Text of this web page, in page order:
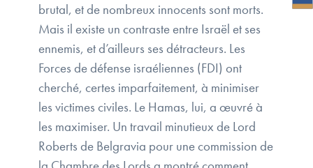
brutal, et de nombreux innocents sont morts.
Mais il existe un contraste entre Israël et ses
ennemis, et d’ailleurs ses détracteurs. Les
Forces de défense israéliennes (FDI) ont
cherché, certes imparfaitement, à minimiser
les victimes civiles. Le Hamas, lui, a œuvré à
les maximiser. Un travail minutieux de Lord
Roberts de Belgravia pour une commission de